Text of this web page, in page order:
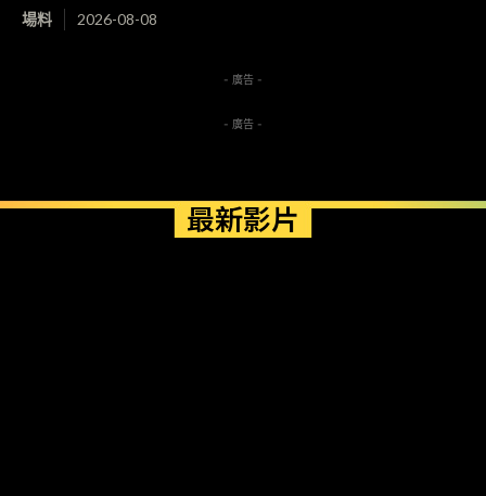
場料 2026-08-08
- 廣告 -
- 廣告 -
最新影片